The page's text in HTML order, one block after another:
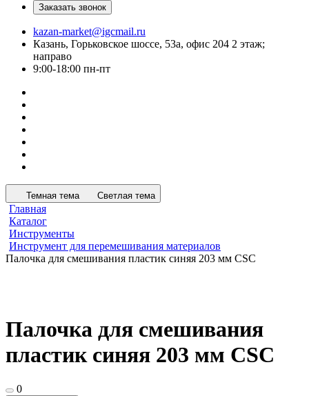
Заказать звонок
kazan-market@igcmail.ru
Казань, ​Горьковское шоссе, 53а, офис 204 2 этаж;
направо
9:00-18:00 пн-пт
Темная тема Светлая тема
Главная
Каталог
Инструменты
Инструмент для перемешивания материалов
Палочка для смешивания пластик синяя 203 мм CSC
Палочка для смешивания
пластик синяя 203 мм CSC
0